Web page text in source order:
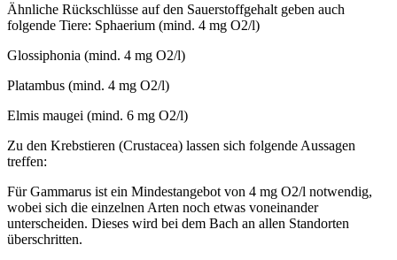
Ähnliche Rückschlüsse auf den Sauerstoffgehalt geben auch
folgende Tiere: Sphaerium (mind. 4 mg O2/l)
Glossiphonia (mind. 4 mg O2/l)
Platambus (mind. 4 mg O2/l)
Elmis maugei (mind. 6 mg O2/l)
Zu den Krebstieren (Crustacea) lassen sich folgende Aussagen
treffen:
Für Gammarus ist ein Mindestangebot von 4 mg O2/l notwendig,
wobei sich die einzelnen Arten noch etwas voneinander
unterscheiden. Dieses wird bei dem Bach an allen Standorten
überschritten.